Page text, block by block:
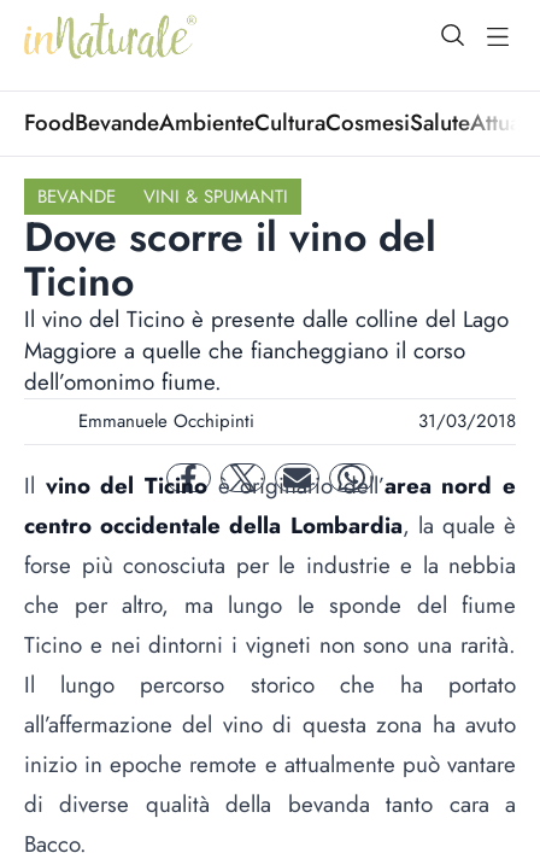
open
FoodBevandeAmbienteCulturaCosmesiSalute
BEVANDE VINI & SPUMANTI
Dove scorre il vino del
Ticino
Il vino del Ticino è presente dalle colline del Lago
Maggiore a quelle che fiancheggiano il corso
dell’omonimo fiume.
Emmanuele Occhipinti 31/03/2018
facebooktwitter mail whatsapp
Il vino del Ticinoè originario dell’area nord e
centro occidentale della Lombardia, la quale è
forse più conosciuta per le industrie e la nebbia
che per altro, ma lungo le sponde del fiume
Ticino e nei dintorni i vigneti non sono una rarità.
Il lungo percorso storico che ha portato
all’affermazione del vino di questa zona ha avuto
inizio in epoche remote e attualmente può vantare
di diverse qualità della bevanda tanto cara a
Bacco.